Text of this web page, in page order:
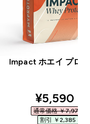
Impact ホエイ プロ
¥5,590‎
通常価格 ￥7,975‎
割引 ￥2,385‎